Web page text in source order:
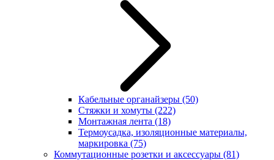
Кабельные органайзеры (50)
Стяжки и хомуты (222)
Монтажная лента (18)
Термоусадка, изоляционные материалы,
маркировка (75)
Коммутационные розетки и аксессуары (81)